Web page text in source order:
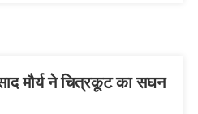
शहरों
को
मौर्य ने चित्रकूट का सघन